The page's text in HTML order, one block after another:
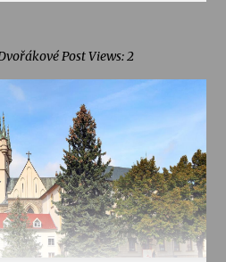
Post Views: 2